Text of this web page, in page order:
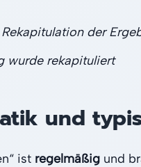
der
wurde rekapituliert
und
ist regelmäßig und